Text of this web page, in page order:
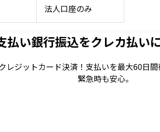
法人口座のみ
払い銀行振込をクレカ払い
レジットカード決済！ 支払いを最大60日間
緊急時も安心。